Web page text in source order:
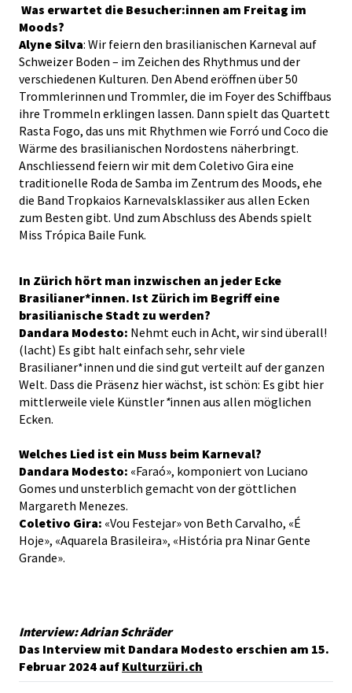
Was erwartet die Besucher:innen am Freitag im
Moods?
Alyne Silva: Wir feiern den brasilianischen Karneval auf
Schweizer Boden – im Zeichen des Rhythmus und der
verschiedenen Kulturen. Den Abend eröffnen über 50
Trommlerinnen und Trommler, die im Foyer des Schiffbaus
ihre Trommeln erklingen lassen. Dann spielt das Quartett
Rasta Fogo, das uns mit Rhythmen wie Forró und Coco die
Wärme des brasilianischen Nordostens näherbringt.
Anschliessend feiern wir mit dem Coletivo Gira eine
traditionelle Roda de Samba im Zentrum des Moods, ehe
die Band Tropkaios Karnevalsklassiker aus allen Ecken
zum Besten gibt. Und zum Abschluss des Abends spielt
Miss Trópica Baile Funk.
In Zürich hört man inzwischen an jeder Ecke
Brasilianer*innen. Ist Zürich im Begriff eine
brasilianische Stadt zu werden?
Dandara Modesto: Nehmt euch in Acht, wir sind überall!
(lacht) Es gibt halt einfach sehr, sehr viele
Brasilianer*innen und die sind gut verteilt auf der ganzen
Welt. Dass die Präsenz hier wächst, ist schön: Es gibt hier
mittlerweile viele Künstler*innen aus allen möglichen
Ecken.
Welches Lied ist ein Muss beim Karneval?
Dandara Modesto: «Faraó», komponiert von Luciano
Gomes und unsterblich gemacht von der göttlichen
Margareth Menezes.
Coletivo Gira: ⁠«Vou Festejar» von Beth Carvalho, «É
Hoje», «Aquarela Brasileira», «História pra Ninar Gente
Grande».
Interview: Adrian Schräder
Das Interview mit Dandara Modesto erschien am 15.
Februar 2024 auf Kulturzüri.ch